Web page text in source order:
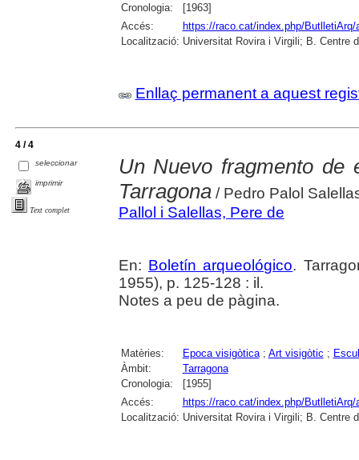
Cronologia:
[1963]
Accés:
https://raco.cat/index.php/ButlletiArq/
Localització: Universitat Rovira i Virgili; B. Centre
Enllaç permanent a aquest
4 / 4
seleccionar
imprimir
Text complet
Un Nuevo fragmento de
Tarragona/ Pedro Palol
Pallol i Salellas, Pere de
En: Boletín arqueológico.
1955), p. 125-128 : il.
Notes a peu de pàgina.
Matèries: Epoca visigòtica; Art visigòtic ;
Àmbit:
Tarragona
Cronologia:
[1955]
Accés:
https://raco.cat/index.php/ButlletiArq/
Localització: Universitat Rovira i Virgili; B. Centre